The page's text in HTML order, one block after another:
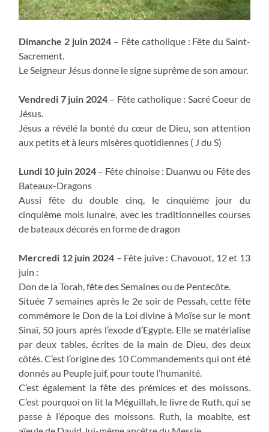
Dimanche 2 juin 2024 – Fête catholique : Fête du Saint-
Sacrement.
Le Seigneur Jésus donne le signe suprême de son amour.
Vendredi 7 juin 2024– Fête catholique : Sacré Coeur de
Jésus.
Jésus a révélé la bonté du cœur de Dieu, son attention
aux petits et à leurs misères quotidiennes ( J du S)
Lundi 10 juin 2024– Fête chinoise : Duanwu ou Fête des
Bateaux-Dragons
Aussi fête du double cinq, le cinquième jour du
cinquième mois lunaire, avec les traditionnelles courses
de bateaux décorés en forme de dragon
Mercredi 12 juin 2024– Fête juive : Chavouot, 12 et 13
juin :
Don de la Torah, fête des Semaines ou de Pentecôte.
Située 7 semaines après le 2e soir de Pessah, cette fête
commémore le Don de la Loi divine à Moïse sur le mont
Sinaï, 50 jours après l’exode d’Egypte. Elle se matérialise
par deux tables, écrites de la main de Dieu, des deux
côtés. C’est l’origine des 10 Commandements qui ont été
donnés au Peuple juif, pour toute l’humanité.
C’est également la fête des prémices et des moissons.
C’est pourquoi on lit la Méguillah, le livre de Ruth, qui se
passe à l’époque des moissons. Ruth, la moabite, est